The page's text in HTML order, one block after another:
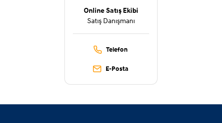
Online Satış Ekibi
Satış Danışmanı
Telefon
E-Posta